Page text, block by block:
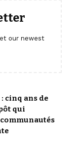
our newest
: cinq ans de
qui
communautés